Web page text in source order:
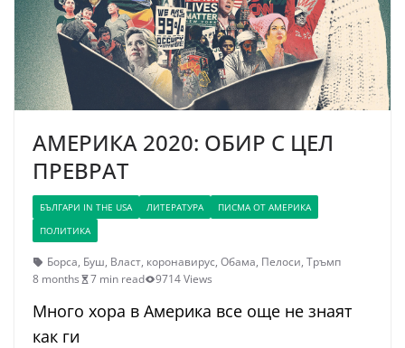
АМЕРИКА 2020: ОБИР С ЦЕЛ
ПРЕВРАТ
БЪЛГАРИ IN THE USA ЛИТЕРАТУРА
ПИСМА ОТ АМЕРИКА
ПОЛИТИКА
Борса, Буш, Власт, коронавирус, Обама, Пелоси, Тръмп
8 months
7 min read 9714 Views
Много хора в Америка все още не знаят
как ги